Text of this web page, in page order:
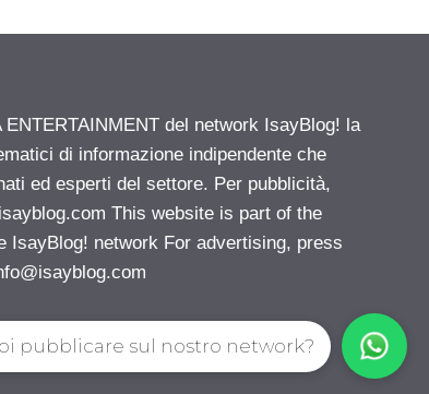
ENTERTAINMENT del network IsayBlog! la
di informazione indipendente che
ed esperti del settore. Per pubblicità,
This website is part of the
IsayBlog! network For advertising, press
pubblicare sul nostro network?